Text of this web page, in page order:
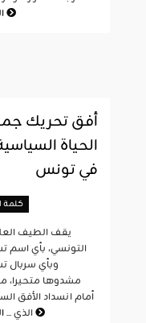
المزيد
أفق تحريك
الحياة
في تونس
كلمة
يقف الطيف
التونسي، بأي اسم
وبأي سربال
مشدوها متحيرا،
أمام انسداد الأفق
الذي ...المزيد